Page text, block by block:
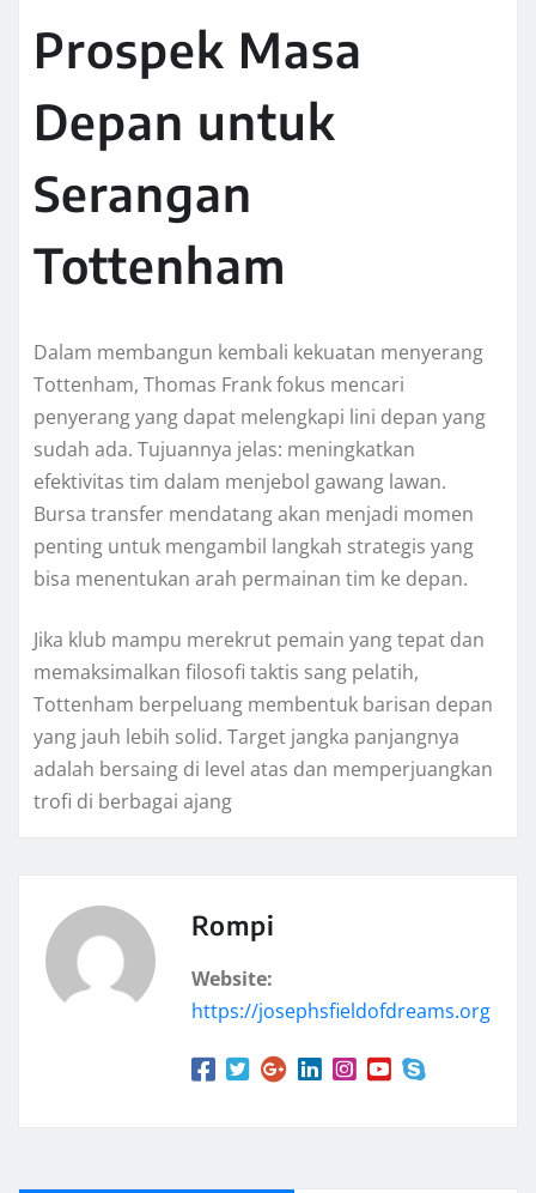
Prospek Masa
Depan untuk
Serangan
Tottenham
Dalam membangun kembali kekuatan menyerang
Tottenham, Thomas Frank fokus mencari
penyerang yang dapat melengkapi lini depan yang
sudah ada. Tujuannya jelas: meningkatkan
efektivitas tim dalam menjebol gawang lawan.
Bursa transfer mendatang akan menjadi momen
penting untuk mengambil langkah strategis yang
bisa menentukan arah permainan tim ke depan.
Jika klub mampu merekrut pemain yang tepat dan
memaksimalkan filosofi taktis sang pelatih,
Tottenham berpeluang membentuk barisan depan
yang jauh lebih solid. Target jangka panjangnya
adalah bersaing di level atas dan memperjuangkan
trofi di berbagai ajang
Rompi
Website:
https://josephsfieldofdreams.org